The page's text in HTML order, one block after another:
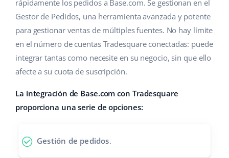
Gestión de envíos
Automatizaciones
Base Connect
IA para e-commerce
Hogar y jardinería
Productos infantiles
Electrónica
Piezas de automóviles
Supermercado
Moda
Ayuda
Base Academy
Blog
Implementación de sistemas
english (GB)
english (IN)
deutsch
rápidamente los pedidos a Base.com. Se gestionan en el
Gestor de Pedidos, una herramienta avanzada y potente
para gestionar ventas de múltiples fuentes. No hay límite
en el número de cuentas Tradesquare conectadas: puede
integrar tantas como necesite en su negocio, sin que ello
afecte a su cuota de suscripción.
La integración de Base.com con Tradesquare
proporciona una serie de opciones:
Gestión de pedidos.